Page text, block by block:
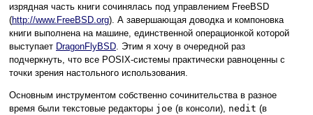
изрядная часть книги сочинялась под управлением FreeBSD
(http://www.FreeBSD.org). А завершающая доводка и компоновка
книги выполнена на машине, единственной операционкой которой
выступает DragonFlyBSD. Этим я хочу в очередной раз
подчеркнуть, что все POSIX-системы практически равноценны с
точки зрения настольного использования.
Основным инструментом собственно сочинительства в разное
время были текстовые редакторы joe (в консоли), nedit (в